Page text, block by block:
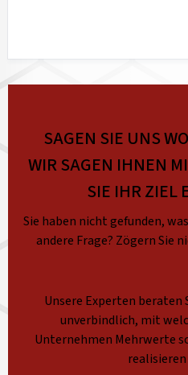
SAGEN SIE UNS
WIR SAGEN IHNEN
SIE IHR ZIEL
Sie haben nicht gefunden,
andere Frage? Zögern Sie
Unsere Experten beraten
unverbindlich, mit
Unternehmen Mehrwerte